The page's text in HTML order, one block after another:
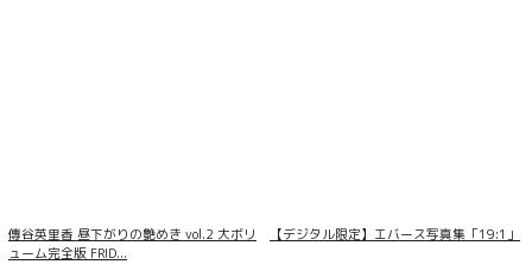
傳谷英里香 昼下がりの艶めき vol.2 大ボリ
ューム完全版 FRID...
【デジタル限定】エバース写真集「19:1」